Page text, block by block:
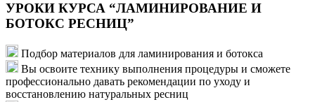
УРОКИ КУРСА “ЛАМИНИРОВАНИЕ И
БОТОКС РЕСНИЦ”
Подбор материалов для ламинирования и ботокса
Вы освоите технику выполнения процедуры и сможете
профессионально давать рекомендации по уходу и
восстановлению натуральных ресниц